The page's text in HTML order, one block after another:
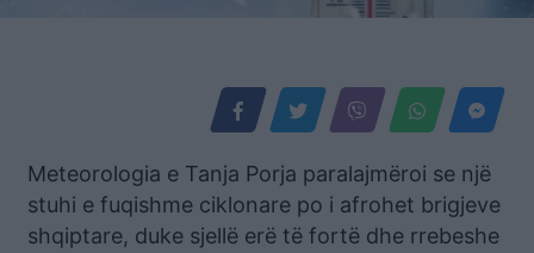
Meteorologia e Tanja Porja paralajmëroi se një
stuhi e fuqishme ciklonare po i afrohet brigjeve
shqiptare, duke sjellë erë të fortë dhe rrebeshe